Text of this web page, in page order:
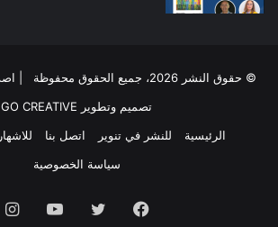
تصميم وتطوير GO CREATIVE
الرئيسية
للنشر في تنوير اتصل بنا للاشهار
سياسة الخصوصية
فيسبوك تويتر يوتيوب